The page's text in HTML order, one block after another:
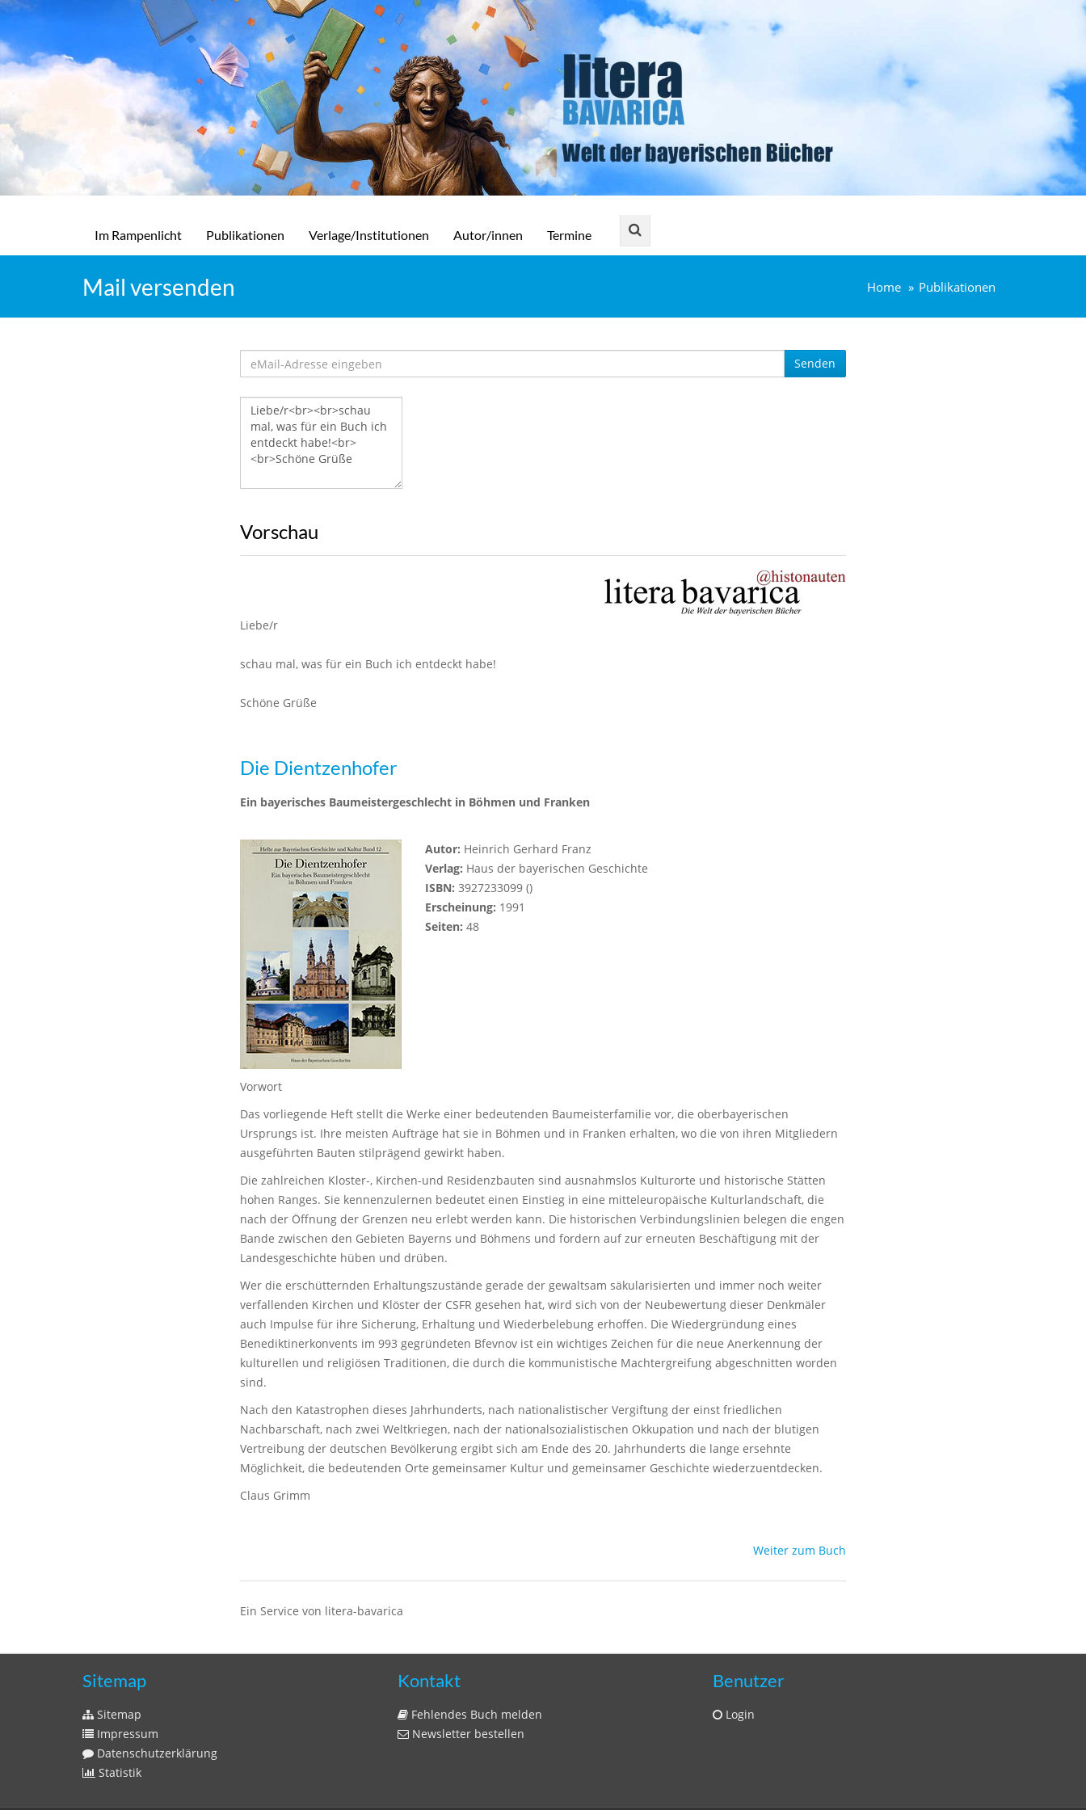
Im Rampenlicht Publikationen Verlage/Institutionen Autor/innen Termine
Mail versenden Home Publikationen
Senden
Vorschau
Liebe/r
schau mal, was für ein Buch ich entdeckt habe!
Schöne Grüße
Die Dientzenhofer
Ein bayerisches Baumeistergeschlecht in Böhmen und Franken
Autor: Heinrich Gerhard Franz
Verlag: Haus der bayerischen Geschichte
ISBN: 3927233099 ()
Erscheinung: 1991
Seiten: 48
Vorwort
Das vorliegende Heft stellt die Werke einer bedeutenden Baumeisterfamilie vor, die oberbayerischen
Ursprungs ist. Ihre meisten Aufträge hat sie in Böhmen und in Franken erhalten, wo die von ihren Mitgliedern
ausgeführten Bauten stilprägend gewirkt haben.
Die zahlreichen Kloster-, Kirchen-und Residenzbauten sind ausnahmslos Kulturorte und historische Stätten
hohen Ranges. Sie kennenzulernen bedeutet einen Einstieg in eine mitteleuropäische Kulturlandschaft, die
nach der Öffnung der Grenzen neu erlebt werden kann. Die historischen Verbindungslinien belegen die engen
Bande zwischen den Gebieten Bayerns und Böhmens und fordern auf zur erneuten Beschäftigung mit der
Landesgeschichte hüben und drüben.
Wer die erschütternden Erhaltungszustände gerade der gewaltsam säkularisierten und immer noch weiter
verfallenden Kirchen und Klöster der CSFR gesehen hat, wird sich von der Neubewertung dieser Denkmäler
auch Impulse für ihre Sicherung, Erhaltung und Wiederbelebung erhoffen. Die Wiedergründung eines
Benediktinerkonvents im 993 gegründeten Bfevnov ist ein wichtiges Zeichen für die neue Anerkennung der
kulturellen und religiösen Traditionen, die durch die kommunistische Machtergreifung abgeschnitten worden
sind.
Nach den Katastrophen dieses Jahrhunderts, nach nationalistischer Vergiftung der einst friedlichen
Nachbarschaft, nach zwei Weltkriegen, nach der nationalsozialistischen Okkupation und nach der blutigen
Vertreibung der deutschen Bevölkerung ergibt sich am Ende des 20. Jahrhunderts die lange ersehnte
Möglichkeit, die bedeutenden Orte gemeinsamer Kultur und gemeinsamer Geschichte wiederzuentdecken.
Claus Grimm
Weiter zum Buch
Ein Service von litera-bavarica
Sitemap
Sitemap
Impressum
Datenschutzerklärung
Statistik
Kontakt
Fehlendes Buch melden
Newsletter bestellen
Benutzer
Login